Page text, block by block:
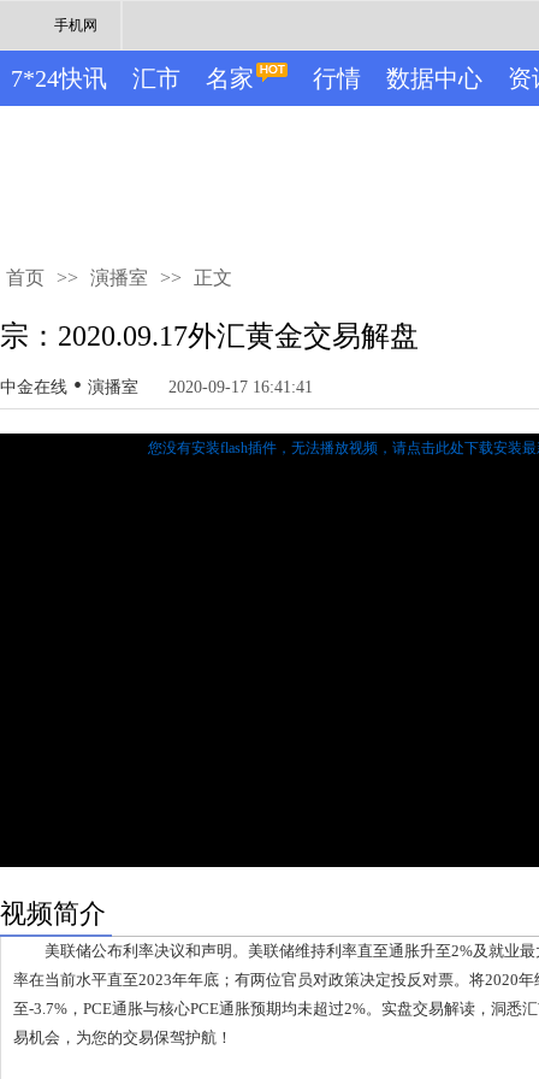
手机网
7*24快讯 汇市 名家 行情 数据中心 资
首页 >> 演播室 >> 正文
宗：2020.09.17外汇黄金交易解盘
中金在线 • 演播室 2020-09-17 16:41:41
您没有安装flash插件，无法播放视频， 请点击此处下载安装
视频简介
美联储公布利率决议和声明。美联储维持利率直至通胀升至2%及就业最
率在当前水平直至2023年年底；有两位官员对政策决定投反对票。将2020年
至-3.7%，PCE通胀与核心PCE通胀预期均未超过2%。实盘交易解读，洞悉
易机会，为您的交易保驾护航！